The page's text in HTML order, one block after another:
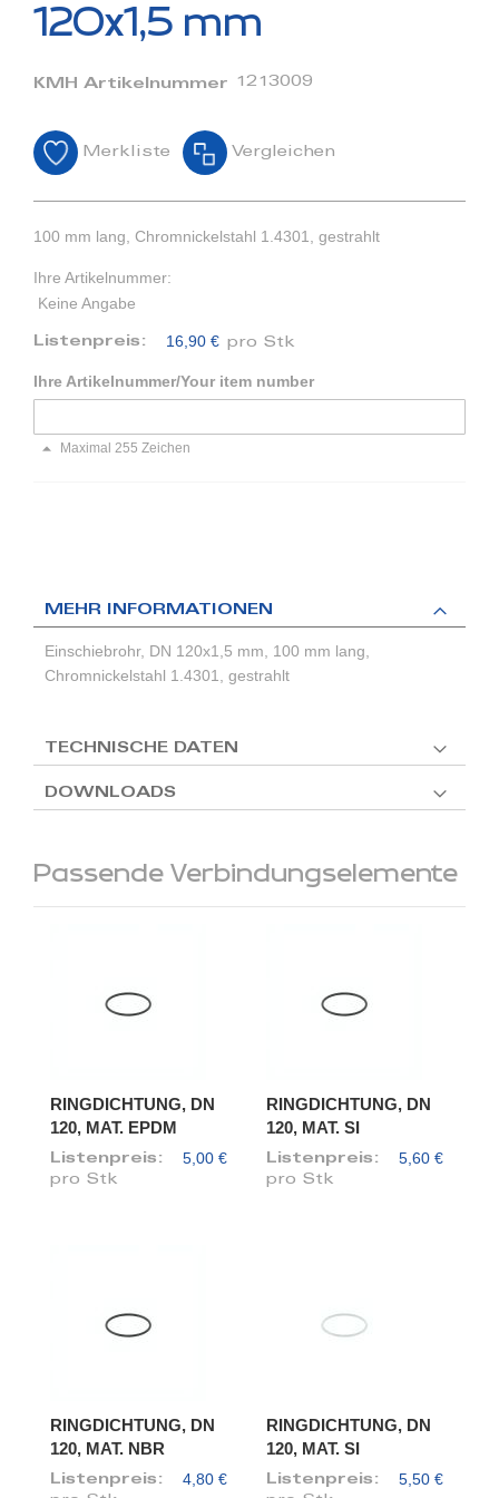
springen
120x1,5 mm
KMH Artikelnummer 1213009
Merkliste Vergleichen
100 mm lang, Chromnickelstahl 1.4301, gestrahlt
Ihre Artikelnummer:
Keine Angabe
Listenpreis: 16,90 € pro Stk
Ihre Artikelnummer/Your item number
Maximal 255 Zeichen
MEHR INFORMATIONEN
Einschiebrohr, DN 120x1,5 mm, 100 mm lang,
Chromnickelstahl 1.4301, gestrahlt
TECHNISCHE DATEN
DOWNLOADS
Passende Verbindungselemente
RINGDICHTUNG, DN
120, MAT. EPDM
Listenpreis: 5,00 €
pro Stk
RINGDICHTUNG, DN
120, MAT. SI
Listenpreis: 5,60 €
pro Stk
RINGDICHTUNG, DN
120, MAT. NBR
Listenpreis: 4,80 €
RINGDICHTUNG, DN
120, MAT. SI
Listenpreis: 5,50 €